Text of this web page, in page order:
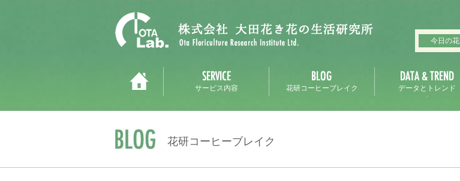
今日の花
サービス内容 花研コーヒーブレイク データとトレンド
花研コーヒーブレイク